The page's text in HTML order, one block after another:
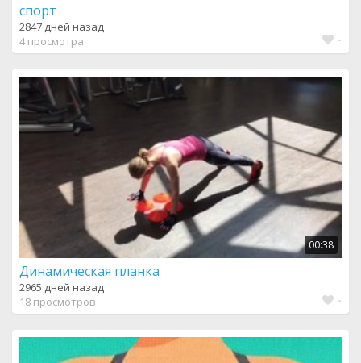
спорт
2847 дней назад
4 просмотра
-
00:38
Динамическая планка
2965 дней назад
18 просмотров
-